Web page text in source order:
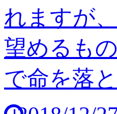
れますが
望めるも
で命を落